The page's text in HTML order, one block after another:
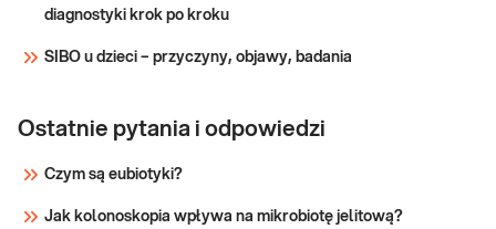
diagnostyki krok po kroku
SIBO u dzieci – przyczyny, objawy, badania
Ostatnie pytania i odpowiedzi
Czym są eubiotyki?
Jak kolonoskopia wpływa na mikrobiotę jelitową?